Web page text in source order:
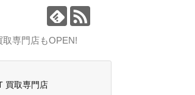
専門店もOPEN!
買取専門店